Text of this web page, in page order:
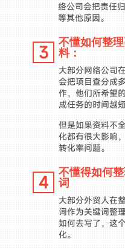
络公司会把责任
等其他原因。
3
不懂如何整
料：
大部分网络公司
会把项目查分成
作，他们所希望
成任务的时间越
但是如果资料不
化都有很大影响
转化率问题。
4
不懂得如何
词
大部分外贸人在
词作为关键词整
如何去写了，这
化。